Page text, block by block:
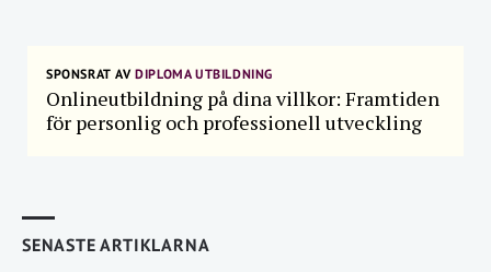
SPONSRAT AVDIPLOMA UTBILDNING
Onlineutbildning på dina villkor: Framtiden
för personlig och professionell utveckling
SENASTE ARTIKLARNA